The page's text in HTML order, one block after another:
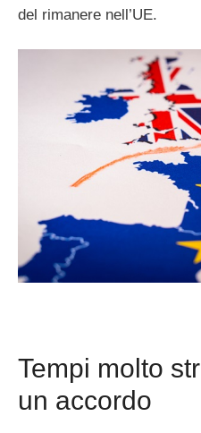
del rimanere nell’UE.
Tempi molto
un accordo